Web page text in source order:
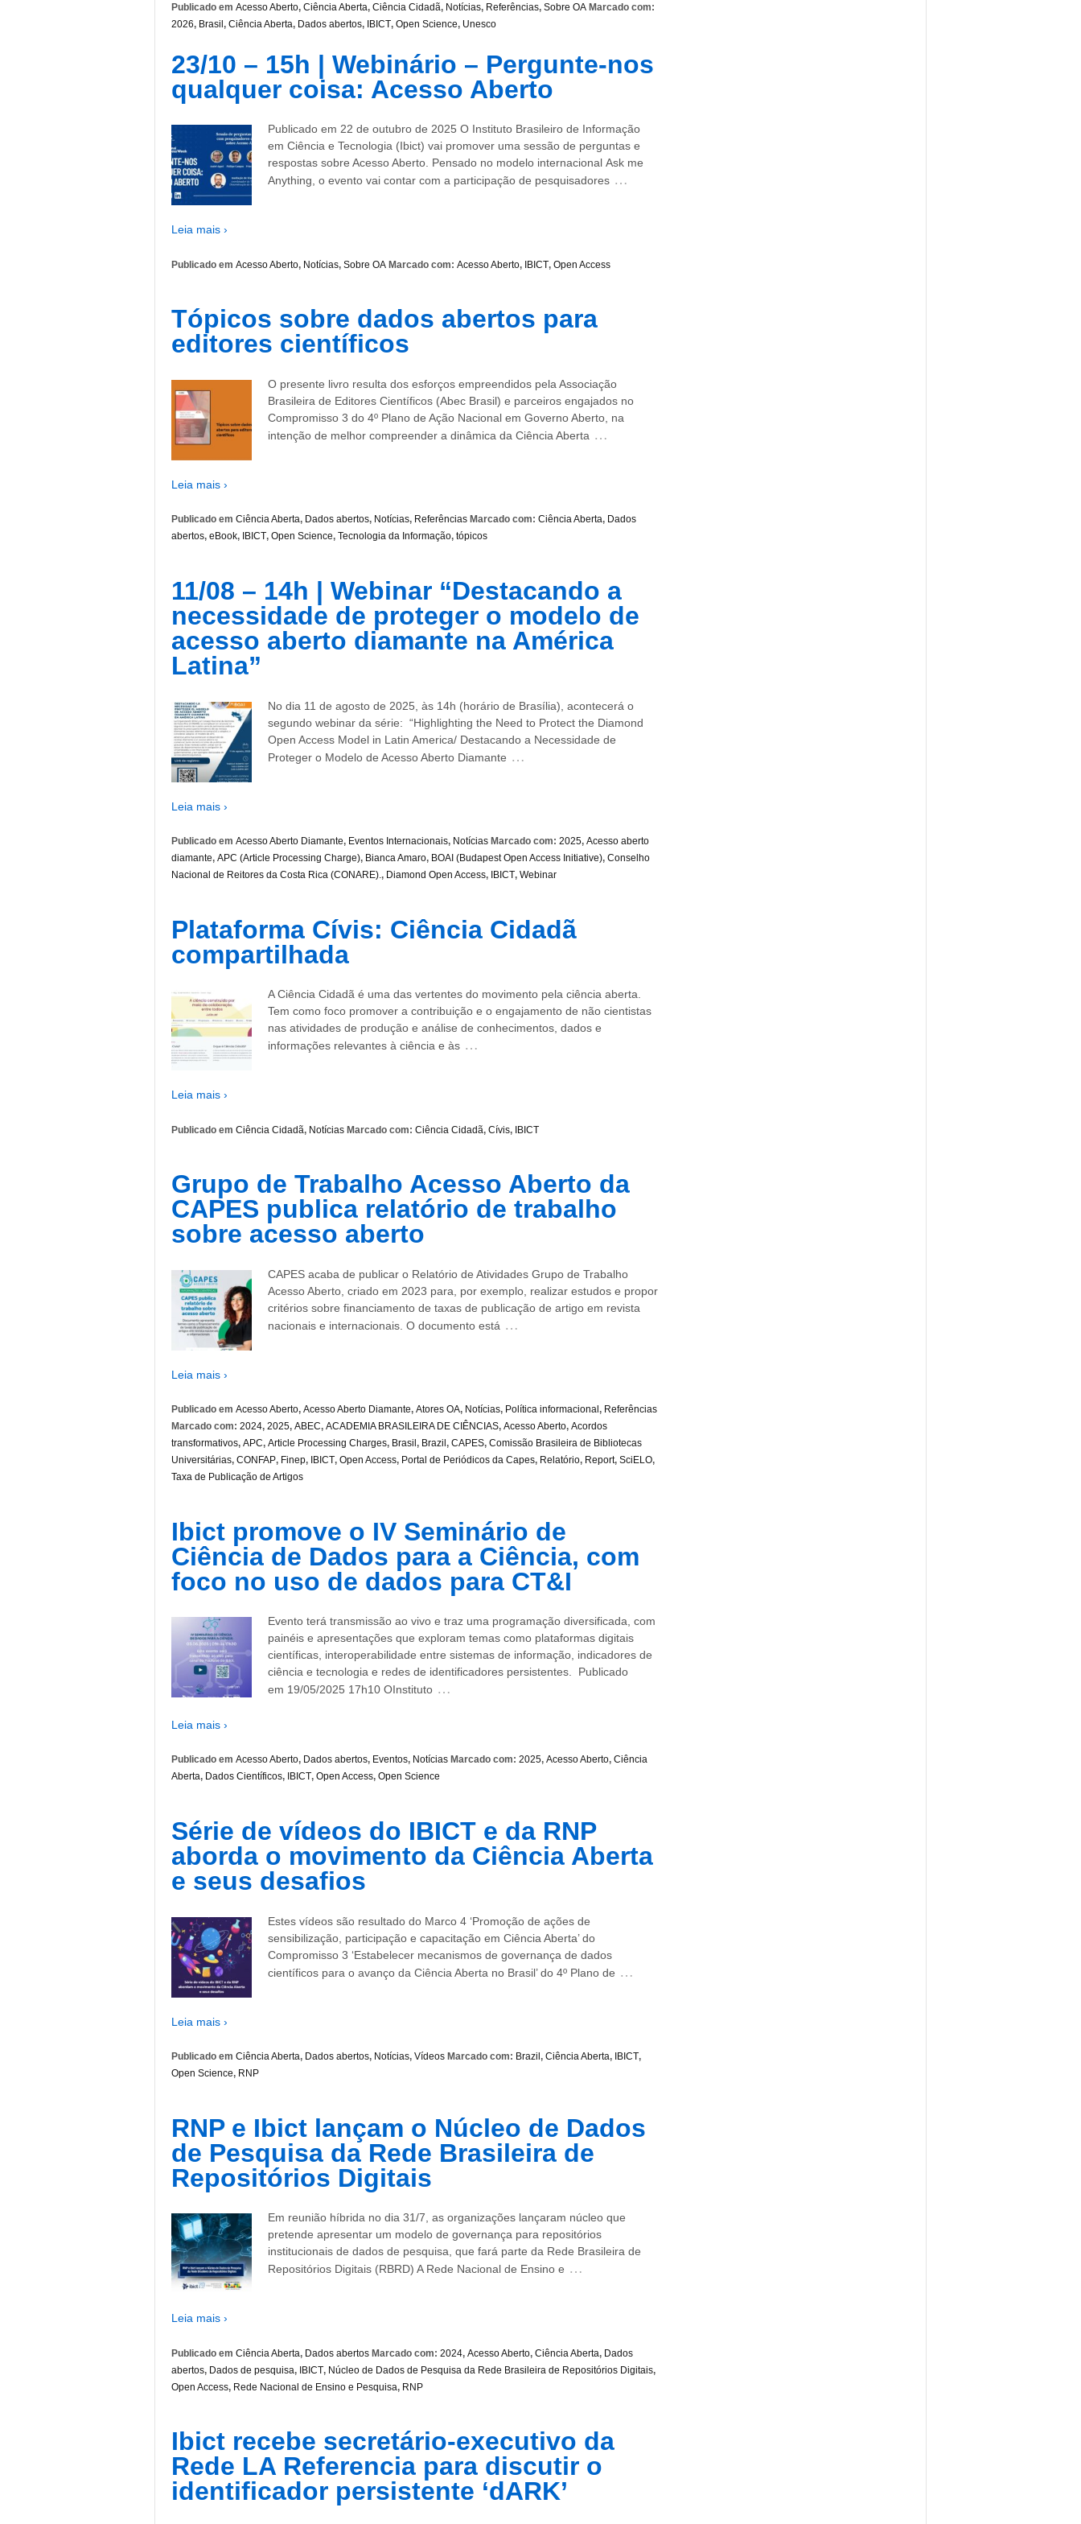
Publicado em Acesso Aberto, Ciência Aberta, Ciência Cidadã, Notícias, Referências, Sobre OA Marcado com:
2026, Brasil , Ciência Aberta, Dados abertos, IBICT, Open Science, Unesco
23/10 – 15h | Webinário – Pergunte-nos
qualquer coisa: Acesso Aberto
Publicado em 22 de outubro de 2025 O Instituto Brasileiro de Informação
em Ciência e Tecnologia (Ibict) vai promover uma sessão de perguntas e
respostas sobre Acesso Aberto. Pensado no modelo internacional Ask me
Anything, o evento vai contar com a participação de pesquisadores …
Leia mais ›
Publicado em Acesso Aberto, Notícias, Sobre OA Marcado com: Acesso Aberto, IBICT, Open Access
Tópicos sobre dados abertos para
editores científicos
O presente livro resulta dos esforços empreendidos pela Associação
Brasileira de Editores Científicos (Abec Brasil) e parceiros engajados no
Compromisso 3 do 4º Plano de Ação Nacional em Governo Aberto, na
intenção de melhor compreender a dinâmica da Ciência Aberta …
Leia mais ›
Publicado em Ciência Aberta, Dados abertos, Notícias, Referências Marcado com: Ciência Aberta, Dados
abertos, eBook, IBICT, Open Science, Tecnologia da Informação, tópicos
11/08 – 14h | Webinar “Destacando a
necessidade de proteger o modelo de
acesso aberto diamante na América
Latina”
No dia 11 de agosto de 2025, às 14h (horário de Brasília), acontecerá o
segundo webinar da série: “Highlighting the Need to Protect the Diamond
Open Access Model in Latin America/ Destacando a Necessidade de
Proteger o Modelo de Acesso Aberto Diamante …
Leia mais ›
Publicado em Acesso Aberto Diamante, Eventos Internacionais, Notícias Marcado com: 2025, Acesso aberto
diamante, APC (Article Processing Charge), Bianca Amaro, BOAI (Budapest Open Access Initiative), Conselho
Nacional de Reitores da Costa Rica (CONARE)., Diamond Open Access, IBICT, Webinar
Plataforma Cívis: Ciência Cidadã
compartilhada
A Ciência Cidadã é uma das vertentes do movimento pela ciência aberta.
Tem como foco promover a contribuição e o engajamento de não cientistas
nas atividades de produção e análise de conhecimentos, dados e
informações relevantes à ciência e às …
Leia mais ›
Publicado em Ciência Cidadã, Notícias Marcado com: Ciência Cidadã, Cívis, IBICT
Grupo de Trabalho Acesso Aberto da
CAPES publica relatório de trabalho
sobre acesso aberto
CAPES acaba de publicar o Relatório de Atividades Grupo de Trabalho
Acesso Aberto, criado em 2023 para, por exemplo, realizar estudos e propor
critérios sobre financiamento de taxas de publicação de artigo em revista
nacionais e internacionais. O documento está …
Leia mais ›
Publicado em Acesso Aberto, Acesso Aberto Diamante, Atores OA, Notícias, Política informacional , Referências
Marcado com: 2024, 2025, ABEC, ACADEMIA BRASILEIRA DE CIÊNCIAS, Acesso Aberto, Acordos
transformativos, APC, Article Processing Charges, Brasil , Brazil , CAPES, Comissão Brasileira de Bibliotecas
Universitárias, CONFAP, Finep, IBICT, Open Access, Portal de Periódicos da Capes, Relatório, Report, SciELO,
Taxa de Publicação de Artigos
Ibict promove o IV Seminário de
Ciência de Dados para a Ciência, com
foco no uso de dados para CT&I
Evento terá transmissão ao vivo e traz uma programação diversificada, com
painéis e apresentações que exploram temas como plataformas digitais
científicas, interoperabilidade entre sistemas de informação, indicadores de
ciência e tecnologia e redes de identificadores persistentes. Publicado
em 19/05/2025 17h10 OInstituto …
Leia mais ›
Publicado em Acesso Aberto, Dados abertos, Eventos, Notícias Marcado com: 2025, Acesso Aberto, Ciência
Aberta, Dados Científicos, IBICT, Open Access, Open Science
Série de vídeos do IBICT e da RNP
aborda o movimento da Ciência Aberta
e seus desafios
Estes vídeos são resultado do Marco 4 ‘Promoção de ações de
sensibilização, participação e capacitação em Ciência Aberta’ do
Compromisso 3 ‘Estabelecer mecanismos de governança de dados
científicos para o avanço da Ciência Aberta no Brasil’ do 4º Plano de …
Leia mais ›
Publicado em Ciência Aberta, Dados abertos, Notícias, Vídeos Marcado com: Brazil, Ciência Aberta, IBICT,
Open Science, RNP
RNP e Ibict lançam o Núcleo de Dados
de Pesquisa da Rede Brasileira de
Repositórios Digitais
Em reunião híbrida no dia 31/7, as organizações lançaram núcleo que
pretende apresentar um modelo de governança para repositórios
institucionais de dados de pesquisa, que fará parte da Rede Brasileira de
Repositórios Digitais (RBRD) A Rede Nacional de Ensino e …
Leia mais ›
Publicado em Ciência Aberta, Dados abertos Marcado com: 2024, Acesso Aberto, Ciência Aberta, Dados
abertos, Dados de pesquisa, IBICT, Núcleo de Dados de Pesquisa da Rede Brasileira de Repositórios Digitais,
Open Access, Rede Nacional de Ensino e Pesquisa, RNP
Ibict recebe secretário-executivo da
Rede LA Referencia para discutir o
identificador persistente ‘dARK’